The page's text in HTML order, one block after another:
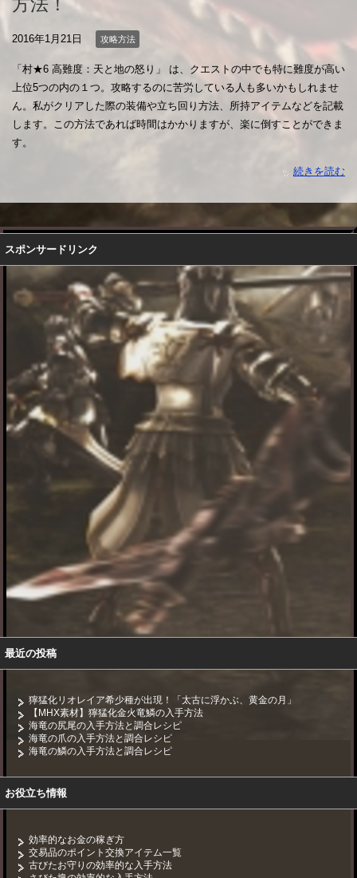
2016年1月21日 攻略方法
「村★6 高難度：天と地の怒り」 は、クエストの中でも特に難度が高い
上位5つの内の１つ。攻略するのに苦労している人も多いかもしれませ
ん。私がクリアした際の装備や立ち回り方法、所持アイテムなどを記載
します。この方法であれば時間はかかりますが、楽に倒すことができま
す。
続きを読む
スポンサードリンク
最近の投稿
獰猛化リオレイア希少種が出現！「太古に浮かぶ、黄金の月」
【MHX素材】獰猛化金火竜鱗の入手方法
海竜の尻尾の入手方法と調合レシピ
海竜の爪の入手方法と調合レシピ
海竜の鱗の入手方法と調合レシピ
お役立ち情報
効率的なお金の稼ぎ方
交易品のポイント交換アイテム一覧
古びたお守りの効率的な入手方法